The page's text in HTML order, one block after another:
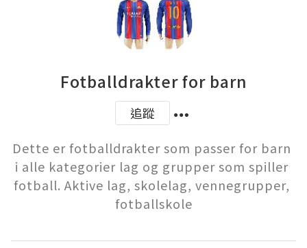
Fotballdrakter for barn
追蹤
Dette er fotballdrakter som passer for barn
i alle kategorier lag og grupper som spiller
fotball. Aktive lag, skolelag, vennegrupper,
fotballskole